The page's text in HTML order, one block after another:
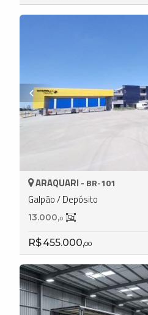
ARAQUARI - BR-101
Galpão / Depósito
13.000,0
R$ 455.000,00